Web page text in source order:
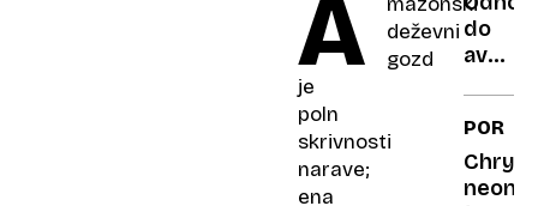
A
deževni
gozd
je
poln
skrivnosti
narave;
ena
treba
oddati
LETA
do
letih
neon